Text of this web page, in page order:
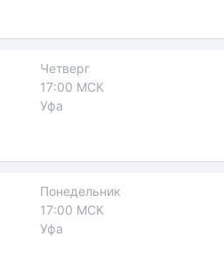
Четверг
17:00 МСК
Уфа
Понедельник
17:00 МСК
Уфа